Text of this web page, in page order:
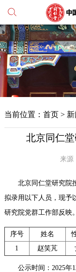
当前位置： 首页> 新
北京同仁
来源
北京同仁堂研究院
拟录用以下人员，现予
研究院党群工作部反映。
序号 姓名
1
赵笑芃
公示时间：2025年